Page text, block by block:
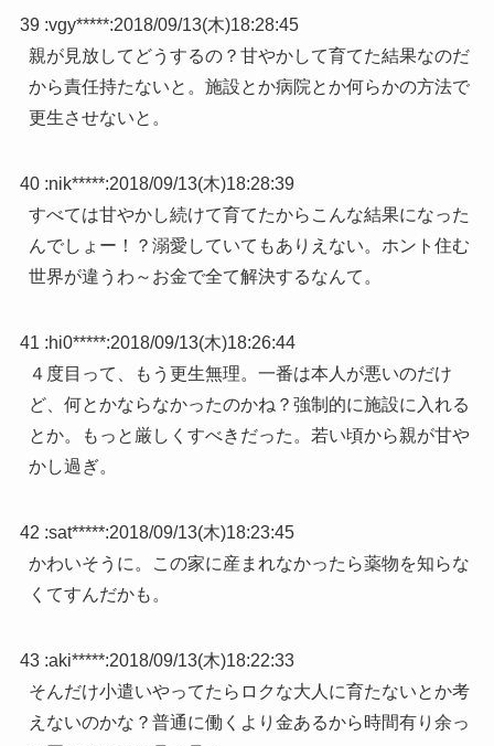
39 :vgy*****:2018/09/13(木)18:28:45
親が見放してどうするの？甘やかして育てた結果なのだ
から責任持たないと。施設とか病院とか何らかの方法で
更生させないと。
40 :nik*****:2018/09/13(木)18:28:39
すべては甘やかし続けて育てたからこんな結果になった
んでしょー！？溺愛していてもありえない。ホント住む
世界が違うわ～お金で全て解決するなんて。
41 :hi0*****:2018/09/13(木)18:26:44
４度目って、もう更生無理。一番は本人が悪いのだけ
ど、何とかならなかったのかね？強制的に施設に入れる
とか。もっと厳しくすべきだった。若い頃から親が甘や
かし過ぎ。
42 :sat*****:2018/09/13(木)18:23:45
かわいそうに。この家に産まれなかったら薬物を知らな
くてすんだかも。
43 :aki*****:2018/09/13(木)18:22:33
そんだけ小遣いやってたらロクな大人に育たないとか考
えないのかな？普通に働くより金あるから時間有り余っ